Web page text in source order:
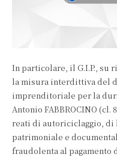
In particolare, il G.I.P., su
la misura interdittiva del
imprenditoriale per la
Antonio FABBROCINO (cl.
reati di autoriciclaggio, di
patrimoniale e
fraudolenta al pagamento